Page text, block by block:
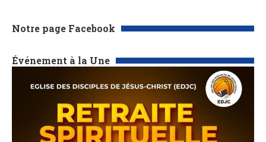
Notre page Facebook
Événement à la Une